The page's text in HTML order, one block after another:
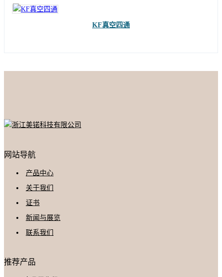
KF真空四通
网站导航
产品中心
关于我们
证书
新闻与展览
联系我们
推荐产品